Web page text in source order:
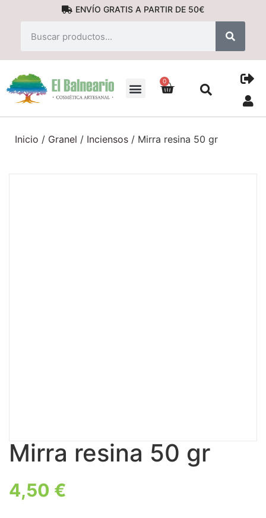
ENVÍO GRATIS A PARTIR DE 50€
0
Inicio / Granel / Inciensos / Mirra resina 50 gr
Mirra resina 50 gr
4,50 €